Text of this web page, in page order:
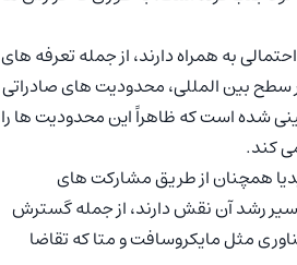
به همراه دارند، از جمله تعرفه های
در سطح بین المللی، محدودیت های صادراتی
شده است که ظاهراً این محدودیت ها را
کند.
همچنان از طریق مشارکت های
رشد آن نقش دارند، از جمله گسترش
مثل مایکروسافت و متا که تقاضا